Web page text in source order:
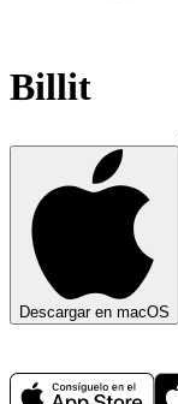
Billit
Descargar en macOS